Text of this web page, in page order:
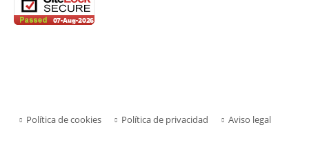
Política de cookies Política de privacidad Aviso legal